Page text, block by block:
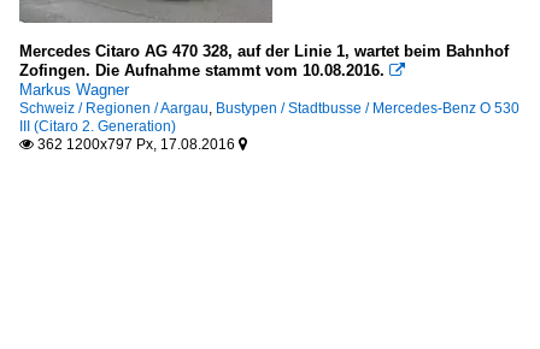
Mercedes Citaro AG 470 328, auf der Linie 1, wartet beim Bahnhof
Zofingen. Die Aufnahme stammt vom 10.08.2016. 
Markus Wagner
Schweiz / Regionen / Aargau, Bustypen / Stadtbusse / Mercedes-Benz O 530
III (Citaro 2. Generation)
 362 1200x797 Px, 17.08.2016 